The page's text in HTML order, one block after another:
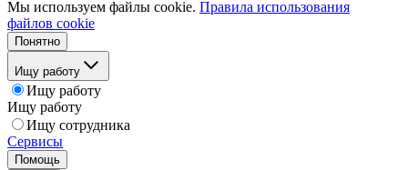
Мы используем файлы cookie. Правила использования
файлов cookie
Понятно
Ищу работу
Ищу работу
Ищу работу
Ищу сотрудника
Сервисы
Помощь